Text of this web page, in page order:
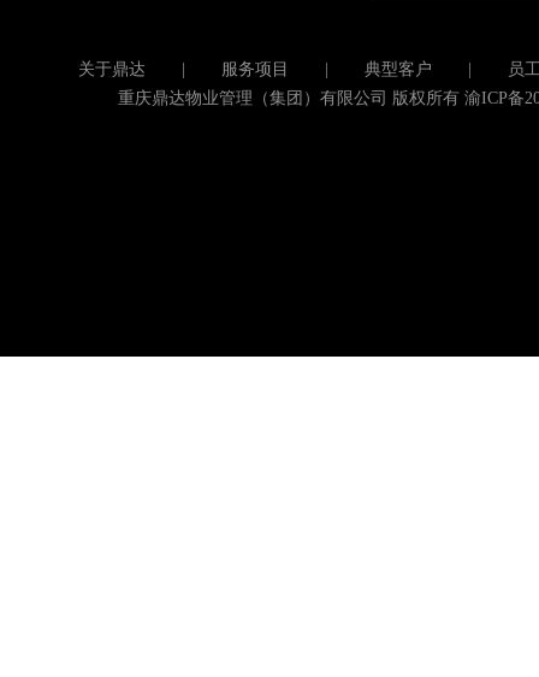
关于鼎达 服务项目 典型客户
员
重庆鼎达物业管理（集团）有限公司 版权所有 渝ICP备